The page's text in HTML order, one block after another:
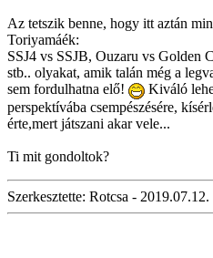
Az tetszik benne, hogy itt aztán
Toriyamáék:
SSJ4 vs SSJB, Ouzaru vs Golden
stb.. olyakat, amik talán még a
sem fordulhatna elő!
Kiváló
perspektívába csempészésére,
érte,mert játszani akar vele...
Ti mit gondoltok?
Szerkesztette: Rotcsa -